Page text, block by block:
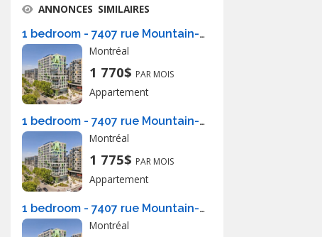
ANNONCES SIMILAIRES
1 bedroom - 7407 rue Mountain-Sights, Montréal
Montréal
1 770$ PAR MOIS
Appartement
1 bedroom - 7407 rue Mountain-Sights, Montréal
Montréal
1 775$ PAR MOIS
Appartement
1 bedroom - 7407 rue Mountain-Sights, Montréal
Montréal